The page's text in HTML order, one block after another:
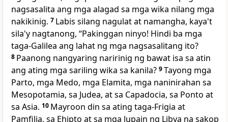
nagsasalita ang mga alagad sa mga wika nilang mga
nakikinig. 7 Labis silang nagulat at namangha, kaya't
sila'y nagtanong, “Pakinggan ninyo! Hindi ba mga
taga-Galilea ang lahat ng mga nagsasalitang ito?
8 Paanong nangyaring naririnig ng bawat isa sa atin
ang ating mga sariling wika sa kanila? 9Tayong mga
Parto, mga Medo, mga Elamita, mga naninirahan sa
Mesopotamia, sa Judea, at sa Capadocia, sa Ponto at
sa Asia. 10 Mayroon din sa ating taga-Frigia at
Pamfilia, sa Ehipto at sa mga lupain ng Libya na sakop